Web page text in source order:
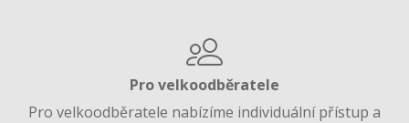
Pro velkoodběratele
Pro velkoodběratele nabízíme individuální přístup a